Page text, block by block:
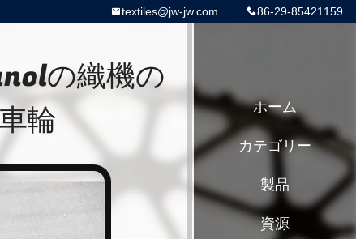
86-29-85421159
textiles@jw-jw.com
の織機の
輪
ホーム
カテゴリー
製品
資源